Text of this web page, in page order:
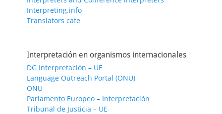
Interpreting.info
Translators cafe
Interpretación en organismos internacionales
DG Interpretación – UE
Language Outreach Portal (ONU)
ONU
Parlamento Europeo – Interpretación
Tribunal de Justicia – UE